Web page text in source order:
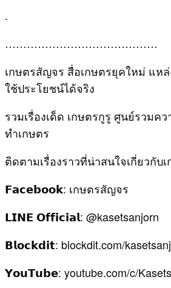
.
……………………………………
เกษตรสัญจร สื่อเกษตรยุคใหม่ แห
ใช้ประโยชน์ได้จริง
รวมเรื่องเด็ด เกษตรกูรู ศูนย์รวมค
ทำเกษตร
ติดตามเรื่องราวที่น่าสนใจเกี่ยวกับ
𝗙𝗮𝗰𝗲𝗯𝗼𝗼𝗸: เกษตรสัญจร
𝗟𝗜𝗡𝗘 𝗢𝗳𝗳𝗶𝗰𝗶𝗮𝗹: @kasetsanjorn
𝗕𝗹𝗼𝗰𝗸𝗱𝗶𝘁: blockdit.com/
𝗬𝗼𝘂𝗧𝘂𝗯𝗲: youtube.com/c/